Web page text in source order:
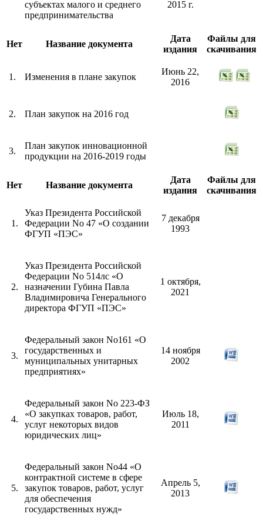
субъектах малого и среднего
предпринимательства
2015 г.
Нет Название документа
Дата
издания
Файлы для
скачивания
1. Изменения в плане закупок
Июнь 22,
2016
2. План закупок на 2016 год
3.
План закупок инновационной
продукции на 2016-2019 годы
Нет Название документа
Дата
издания
Файлы для
скачивания
1.
Указ Президента Российской
Федерации No 47 «О создании
ФГУП «ПЭС»
7 декабря
1993
2.
Указ Президента Российской
Федерации No 514лс «О
назначении Губина Павла
Владимировича Генерального
директора ФГУП «ПЭС»
1 октября,
2021
3.
Федеральный закон No161 «О
государственных и
муниципальных унитарных
предприятиях»
14 ноября
2002
4.
Федеральный закон No 223-ФЗ
«О закупках товаров, работ,
услуг некоторых видов
юридических лиц»
Июль 18,
2011
5.
Федеральный закон No44 «О
контрактной системе в сфере
закупок товаров, работ, услуг
для обеспечения
государственных нужд»
Апрель 5,
2013